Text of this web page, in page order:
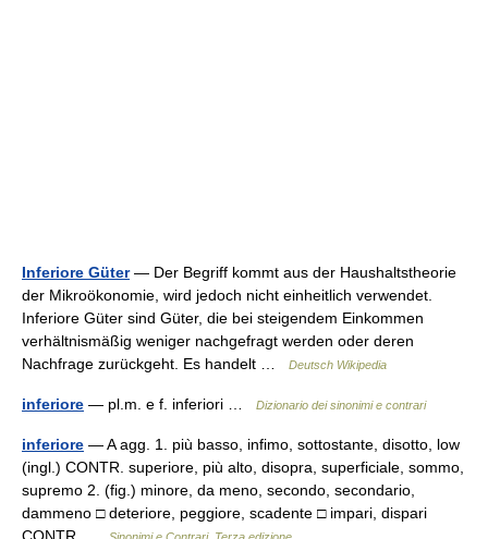
Inferiore Güter— Der Begriff kommt aus der Haushaltstheorie
der Mikroökonomie, wird jedoch nicht einheitlich verwendet.
Inferiore Güter sind Güter, die bei steigendem Einkommen
verhältnismäßig weniger nachgefragt werden oder deren
Nachfrage zurückgeht. Es handelt …
Deutsch Wikipedia
inferiore — pl.m. e f. inferiori … Dizionario dei sinonimi e contrari
inferiore — A agg. 1. più basso, infimo, sottostante, disotto, low
(ingl.) CONTR. superiore, più alto, disopra, superficiale, sommo,
supremo 2. (fig.) minore, da meno, secondo, secondario,
dammeno □ deteriore, peggiore, scadente □ impari, dispari
CONTR …